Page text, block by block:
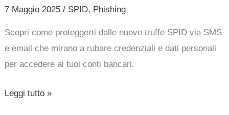
7 Maggio 2025/ SPID, Phishing
Scopri come proteggerti dalle nuove truffe SPID via SMS
e email che mirano a rubare credenziali e dati personali
per accedere ai tuoi conti bancari.
Leggi tutto »